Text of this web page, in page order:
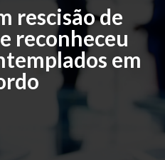
rescisão de
reconheceu
em